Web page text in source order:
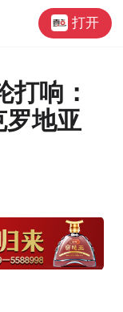
打开
响：
地亚